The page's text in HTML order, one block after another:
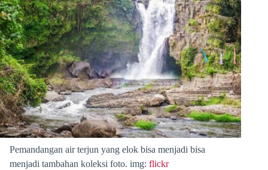
Pemandangan air terjun yang elok bisa menjadi bisa
menjadi tambahan koleksi foto. img: flickr